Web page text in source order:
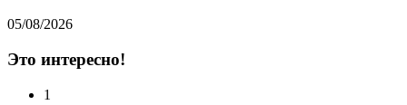
05/08/2026
Это интересно!
1